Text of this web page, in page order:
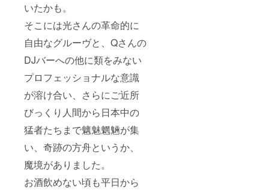
いたかも。
そこには光さんの革命的に
自由なグルーヴと、Qさんの
DJバーへの他に類をみない
プロフェッショナルな意識
が溶け合い、さらにご近所
びっくり人間から日本中の
猛者たちまで魑魅魍魎が集
い、奇跡の方舟というか、
魔境がありました。
お酒飲めない頃も平日から